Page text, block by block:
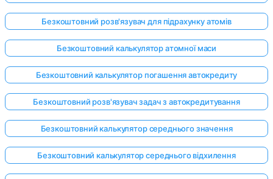
Безкоштовний розв'язувач для підрахунку атомів
Безкоштовний калькулятор атомної маси
Безкоштовний калькулятор погашення автокредиту
Безкоштовний розв'язувач задач з автокредитування
Безкоштовний калькулятор середнього значення
Безкоштовний калькулятор середнього відхилення